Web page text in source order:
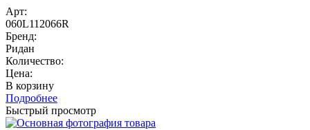
Арт:
060L112066R
Бренд:
Ридан
Количество:
Цена:
В корзину
Подробнее
Быстрый просмотр